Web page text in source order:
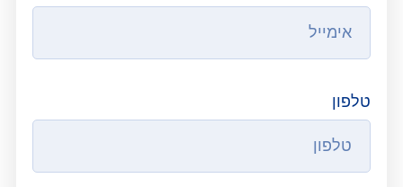
טלפון